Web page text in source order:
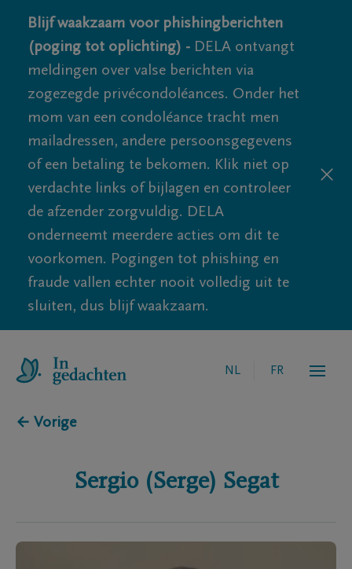
Blijf waakzaam voor phishingberichten
(poging tot oplichting) - DELA ontvangt
meldingen over valse berichten via
zogezegde privécondoléances. Onder het
mom van een condoléance tracht men
mailadressen, andere persoonsgegevens
of een betaling te bekomen. Klik niet op
verdachte links of bijlagen en controleer
de afzender zorgvuldig. DELA
onderneemt meerdere acties om dit te
voorkomen. Pogingen tot phishing en
fraude vallen echter nooit volledig uit te
sluiten, dus blijf waakzaam.
NL FR
← Vorige
Sergio (Serge) Segat